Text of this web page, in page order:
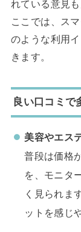
れている意見も
ここでは、ス
のような利用
きます。
良い口コミで
美容やエス
普段は価格
を、モニタ
く見られま
ットを感じ